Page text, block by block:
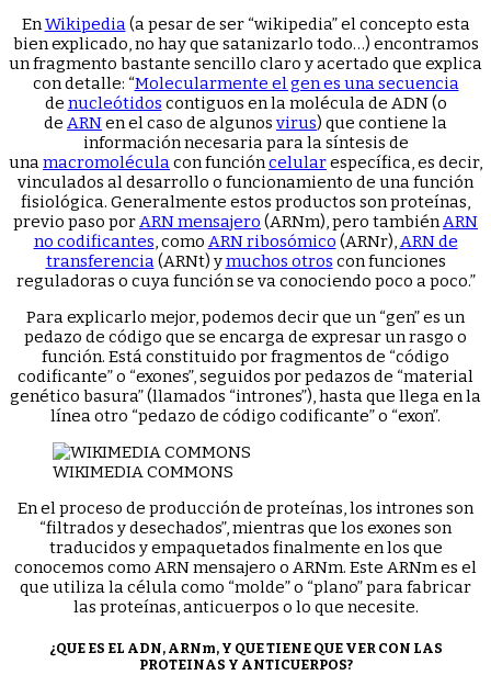
EnWikipedia(a pesar de ser “wikipedia” el concepto esta
bien explicado, no hay que satanizarlo todo…) encontramos
un fragmento bastante sencillo claro y acertado que explica
con detalle: “Molecularmente el gen es una secuencia
de nucleótidos contiguos en la molécula de ADN (o
de ARNen el caso de algunos virus) que contiene la
información necesaria para la síntesis de
unamacromoléculacon funcióncelularespecífica, es decir,
vinculados al desarrollo o funcionamiento de una función
fisiológica. Generalmente estos productos son proteínas,
previo paso porARN mensajero (ARNm), pero tambiénARN
no codificantes, como ARN ribosómico (ARNr),ARN de
transferencia(ARNt) ymuchos otros con funciones
reguladoras o cuya función se va conociendo poco a poco.”
Para explicarlo mejor, podemos decir que un “gen” es un
pedazo de código que se encarga de expresar un rasgo o
función. Está constituido por fragmentos de “código
codificante” o “exones”, seguidos por pedazos de “material
genético basura” (llamados “intrones”), hasta que llega en la
línea otro “pedazo de código codificante” o “exon”.
WIKIMEDIA COMMONS
En el proceso de producción de proteínas, los intrones son
“filtrados y desechados”, mientras que los exones son
traducidos y empaquetados finalmente en los que
conocemos como ARN mensajero o ARNm. Este ARNm es el
que utiliza la célula como “molde” o “plano” para fabricar
las proteínas, anticuerpos o lo que necesite.
¿QUE ES EL ADN, ARNm, Y QUE TIENE QUE VER CON LAS
PROTEINAS Y ANTICUERPOS?